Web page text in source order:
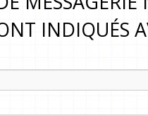
INDIQUÉS